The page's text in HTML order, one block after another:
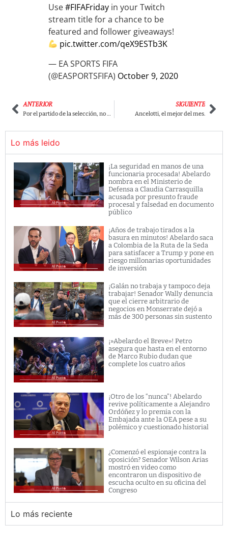
Use#FIFAFriday in your Twitch
stream title for a chance to be
featured and follower giveaways!
pic.twitter.com/qeX9ESTb3K
— EA SPORTS FIFA
(@EASPORTSFIFA) October 9, 2020
ANTERIOR
Por el partido de la selección, no habrá programa de Iván Duque
SIGUIENTE
Ancelotti, el mejor del mes.
Lo más leido
¡La seguridad en manos de una
funcionaria procesada! Abelardo
nombra en el Ministerio de
Defensa a Claudia Carrasquilla
acusada por presunto fraude
procesal y falsedad en documento
público
¡Años de trabajo tirados a la
basura en minutos! Abelardo saca
a Colombia de la Ruta de la Seda
para satisfacer a Trump y pone en
riesgo millonarias oportunidades
de inversión
¡Galán no trabaja y tampoco deja
trabajar! Senador Wally denuncia
que el cierre arbitrario de
negocios en Monserrate dejó a
más de 300 personas sin sustento
¡»Abelardo el Breve»! Petro
asegura que hasta en el entorno
de Marco Rubio dudan que
complete los cuatro años
¡Otro de los “nunca”! Abelardo
revive políticamente a Alejandro
Ordóñez y lo premia con la
Embajada ante la OEA pese a su
polémico y cuestionado historial
¿Comenzó el espionaje contra la
oposición? Senador Wilson Arias
mostró en video como
encontraron un dispositivo de
escucha oculto en su oficina del
Congreso
Lo más reciente